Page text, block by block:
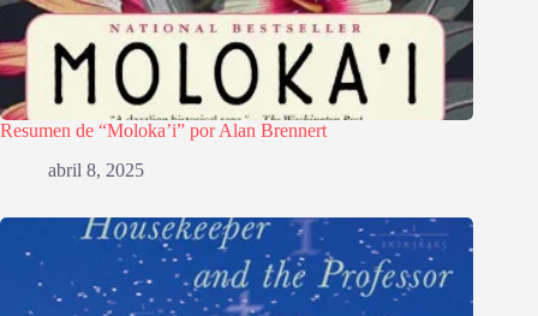
Resumen de “Moloka’i” por Alan Brennert
abril 8, 2025